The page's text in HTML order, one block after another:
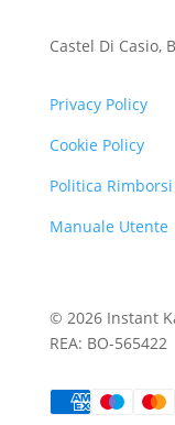
Castel Di Casio,
Privacy Policy
Cookie Policy
Politica Rimborsi
Manuale Utente
© 2026 Instant
REA: BO-565422